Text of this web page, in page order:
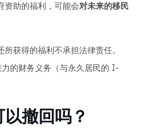
资助的福利，可能会对未来的移民
获得的福利不承担法律责任。
的财务义务（与永久居民的 I-
撤回吗？